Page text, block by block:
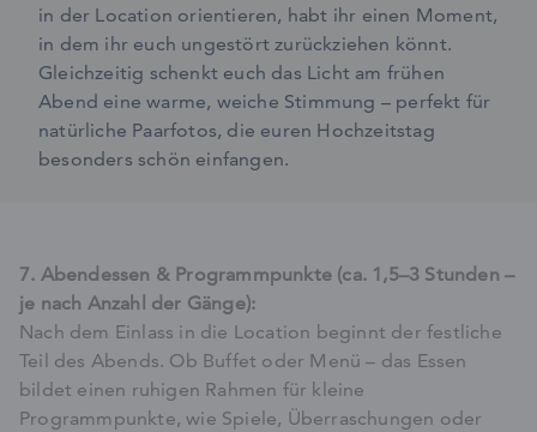
in der Location orientieren, habt ihr einen Moment,
in dem ihr euch ungestört zurückziehen könnt.
Gleichzeitig schenkt euch das Licht am frühen
Abend eine warme, weiche Stimmung – perfekt für
natürliche Paarfotos, die euren Hochzeitstag
besonders schön einfangen.
7. Abendessen & Programmpunkte (ca. 1,5–3 Stunden –
je nach Anzahl der Gänge):
Nach dem Einlass in die Location beginnt der festliche
Teil des Abends. Ob Buffet oder Menü – das Essen
bildet einen ruhigen Rahmen für kleine
Programmpunkte, wie Spiele, Überraschungen oder